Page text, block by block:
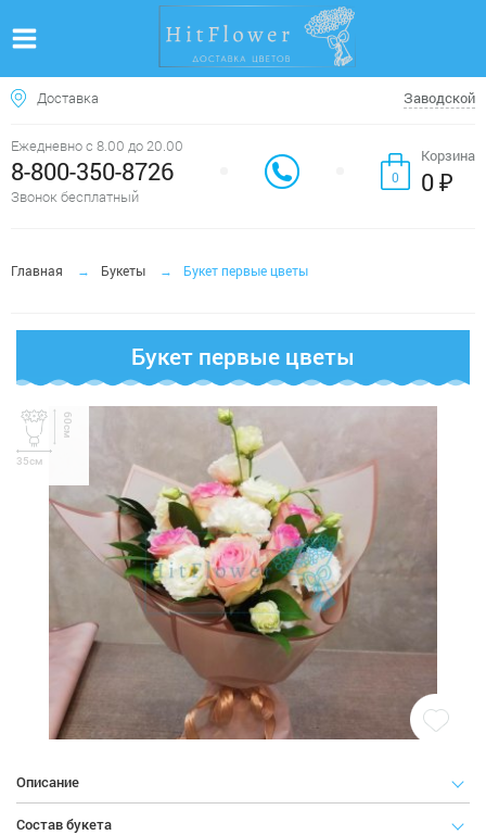
Доставка Заводской
Ежедневно с 8.00 до 20.00
8-800-350-8726
Звонок бесплатный
0
Корзина
0 ₽
Главная Букеты Букет первые цветы
Букет первые цветы
35см
60см
Описание
Состав букета